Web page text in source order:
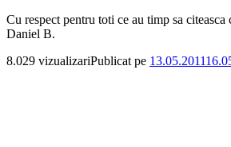
Cu respect pentru toti ce au timp sa citeasca
Daniel B.
8.029 vizualizariPublicat pe 13.05.2011